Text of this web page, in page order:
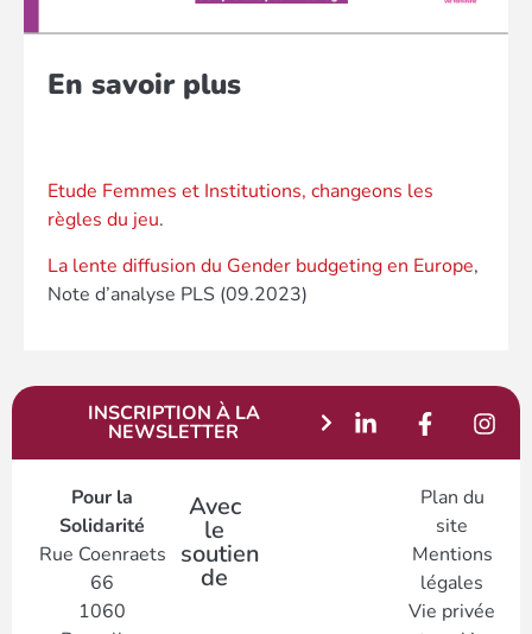
En savoir plus
Etude Femmes et Institutions, changeons les
règles du jeu.
La lente diffusion du Gender budgeting en Europe,
Note d’analyse PLS (09.2023)
INSCRIPTION À LA
NEWSLETTER
Pour la
Solidarité
Rue Coenraets
66
1060
Avec
le
soutien
de
Plan du
site
Mentions
légales
Vie privée